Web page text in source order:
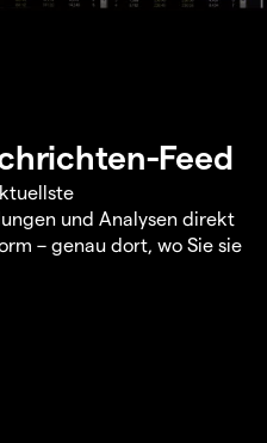
Feed
und Analysen direkt
– genau dort, wo Sie sie